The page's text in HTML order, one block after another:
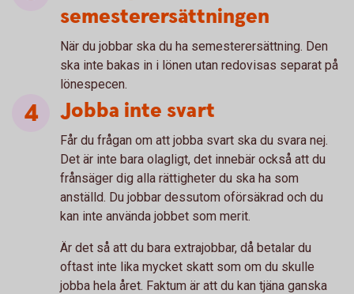
semesterersättningen
När du jobbar ska du ha semesterersättning. Den
ska inte bakas in i lönen utan redovisas separat på
lönespecen.
Jobba inte svart
Får du frågan om att jobba svart ska du svara nej.
Det är inte bara olagligt, det innebär också att du
frånsäger dig alla rättigheter du ska ha som
anställd. Du jobbar dessutom oförsäkrad och du
kan inte använda jobbet som merit.
Är det så att du bara extrajobbar, då betalar du
oftast inte lika mycket skatt som om du skulle
jobba hela året. Faktum är att du kan tjäna ganska